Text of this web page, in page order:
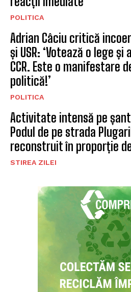
POLITICA
Adrian Câciu critică
și USR: ‘Votează o lege
CCR. Este o manifestare
politică!’
POLITICA
Activitate intensă pe
Podul de pe strada
reconstruit în proporție
STIREA ZILEI